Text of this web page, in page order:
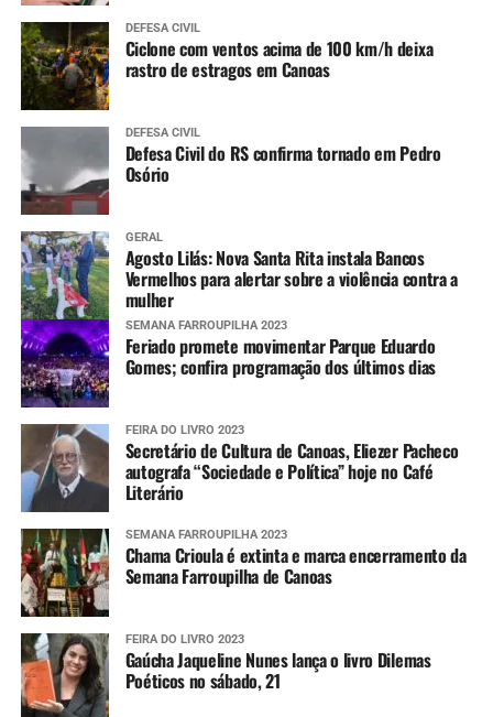
DEFESA CIVIL
Ciclone com ventos acima de 100 km/h deixa
rastro de estragos em Canoas
DEFESA CIVIL
Defesa Civil do RS confirma tornado em Pedro
Osório
GERAL
Agosto Lilás: Nova Santa Rita instala Bancos
Vermelhos para alertar sobre a violência contra a
mulher
SEMANA FARROUPILHA 2023
Feriado promete movimentar Parque Eduardo
Gomes; confira programação dos últimos dias
FEIRA DO LIVRO 2023
Secretário de Cultura de Canoas, Eliezer Pacheco
autografa “Sociedade e Política” hoje no Café
Literário
SEMANA FARROUPILHA 2023
Chama Crioula é extinta e marca encerramento da
Semana Farroupilha de Canoas
FEIRA DO LIVRO 2023
Gaúcha Jaqueline Nunes lança o livro Dilemas
Poéticos no sábado, 21